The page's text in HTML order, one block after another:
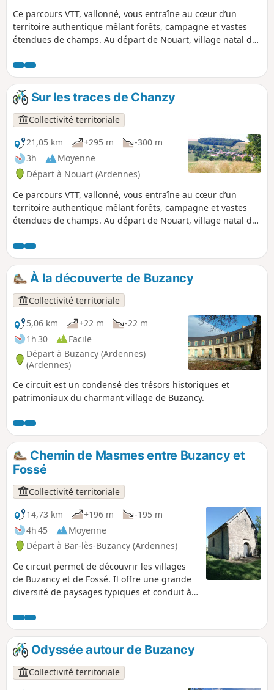
Ce parcours VTT, vallonné, vous entraîne au cœur d’un
territoire authentique mêlant forêts, campagne et vastes
étendues de champs. Au départ de Nouart, village natal du
hameaux : Tailly, Barricourt, les Petites Censes, les
Forgettes, Les Tuileries... où se dévoilent de remarquables
bâtisses en pierre, témoins du patrimoine local. Un sentier
rythmé et varié, idéal pour les amateurs de VTT en quête de
nature, de relief et de découvertes historiques.
Sur les traces de Chanzy
Collectivité territoriale
21,05 km
+295 m
-300 m
3h
Moyenne
Départ à Nouart (Ardennes)
Ce parcours VTT, vallonné, vous entraîne au cœur d’un
territoire authentique mêlant forêts, campagne et vastes
étendues de champs. Au départ de Nouart, village natal du
hameaux : Tailly, Barricourt, les Petites Censes, les
Forgettes, Les Tuileries, Rémonville... où se dévoilent de
remarquables bâtisses en pierre, témoins du patrimoine
local. Un sentier rythmé et varié, idéal pour les amateurs de
VTT en quête de nature, de relief et de découvertes
historiques.
À la découverte de Buzancy
Collectivité territoriale
5,06 km
+22 m
-22 m
1h 30
Facile
Départ à Buzancy (Ardennes)
(Ardennes)
Ce circuit est un condensé des trésors historiques et
patrimoniaux du charmant village de Buzancy.
Chemin de Masmes entre Buzancy et
Fossé
Collectivité territoriale
14,73 km
+196 m
-195 m
4h 45
Moyenne
Départ à Bar-lès-Buzancy (Ardennes)
Ce circuit permet de découvrir les villages
de Buzancy et de Fossé. Il offre une grande
diversité de paysages typiques et conduit à
l'itinéraire.
Odyssée autour de Buzancy
Collectivité territoriale